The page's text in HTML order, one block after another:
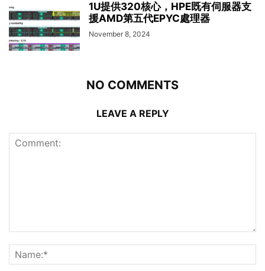
1U提供320核心，HPE既有伺服器支
援AMD第五代EPYC處理器
November 8, 2024
NO COMMENTS
LEAVE A REPLY